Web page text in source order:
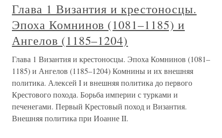
Глава 1 Византия и крестоносцы.
Эпоха Комнинов (1081–1185) и
Ангелов (1185–1204)
Глава 1 Византия и крестоносцы. Эпоха Комнинов (1081–
1185) и Ангелов (1185–1204) Комнины и их внешняя
политика. Алексей I и внешняя политика до первого
Крестового похода. Борьба империи с турками и
печенегами. Первый Крестовый поход и Византия.
Внешняя политика при Иоанне II.